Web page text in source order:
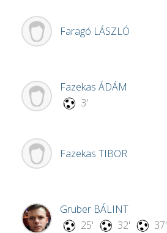
Faragó LÁSZLÓ
Fazekas ÁDÁM
3'
Fazekas TIBOR
Gruber BÁLINT
25'
32' 37'